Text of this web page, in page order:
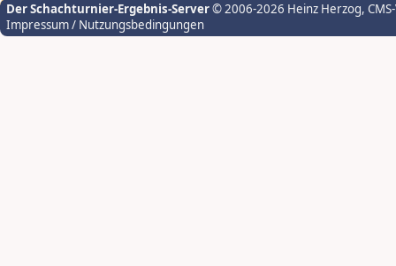
Der Schachturnier-Ergebnis-Server© 2006-2026 Heinz Herzog,
Impressum / Nutzungsbedingungen